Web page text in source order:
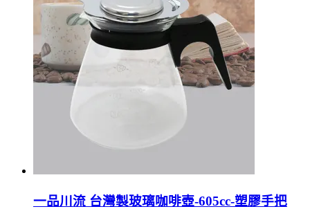
一品川流 台灣製玻璃咖啡壺-605cc-塑膠手把